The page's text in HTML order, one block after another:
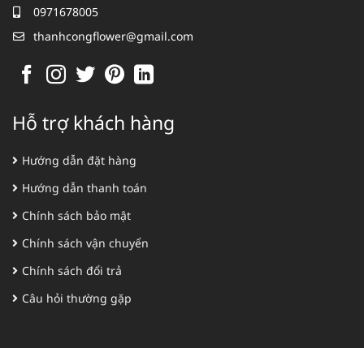
0971678005
thanhcongflower@gmail.com
Hỗ trợ khách hàng
Hướng dẫn đặt hàng
Hướng dẫn thanh toán
Chính sách bảo mật
Chính sách vận chuyển
Chính sách đổi trả
Câu hỏi thường gặp